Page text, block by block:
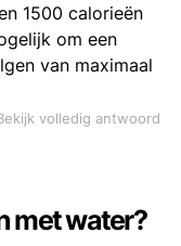
1500 calorieën
om een
van maximaal
volledig antwoord
met water?